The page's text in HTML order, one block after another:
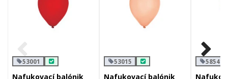
53001
Nafukovací balónik
53015
Nafukovací balónik
58541